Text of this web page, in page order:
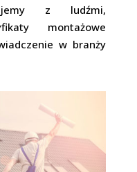
z ludźmi,
montażowe
w branży